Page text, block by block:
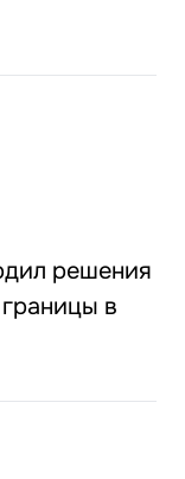
решения
в